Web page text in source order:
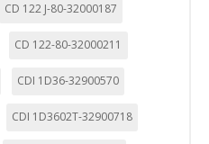
CD 122 J-80-32000187
CD 122-80-32000211
CDI 1D36-32900570
CDI 1D3602T-32900718